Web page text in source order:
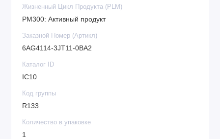
USB-C на задней панели), 2 порта USB 3.0 спереди и
1 порт COM 1.
Для хранения данных предусмотрено 2 накопителя
SSD с объемом 480 ГБ каждый, работающих в
режиме RAID1, чтобы обеспечить надежность и
вентилятора и температуры для обеспечения
надежной работы.
SIMATIC IPC847E поставляется с операционной
Жизненный Цикл Продукта (PLM)
PM300: Активный продукт
Заказной Номер (Артикл)
6AG4114-3JT11-0BA2
Каталог ID
IC10
Код группы
R133
Количество в упаковке
1